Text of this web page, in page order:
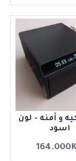
و أمنه - لون
اسود